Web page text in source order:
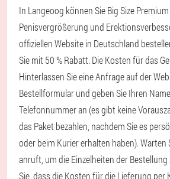
In Langeoog können Sie Big Size
Penisvergrößerung und
offiziellen Website in Deutschland
Sie mit 50 % Rabatt. Die Kosten für das
Hinterlassen Sie eine Anfrage auf der
Bestellformular und geben Sie Ihren
Telefonnummer an (es gibt keine
das Paket bezahlen, nachdem Sie es
oder beim Kurier erhalten haben). Warten
anruft, um die Einzelheiten der Bestellung
Sie, dass die Kosten für die Lieferung per